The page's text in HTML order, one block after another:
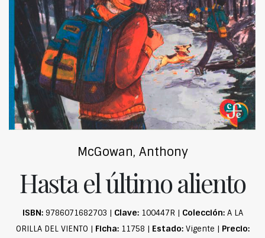
McGowan, Anthony
Hasta el último aliento
ISBN:9786071682703 | Clave:100447R | Colección:A LA
ORILLA DEL VIENTO | Ficha:11758 | Estado:Vigente | Precio: